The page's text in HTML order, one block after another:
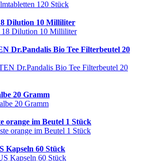
Dilution 10 Milliliter
Dr.Pandalis Bio Tee Filterbeutel 20
20 Gramm
orange im Beutel 1 Stück
60 Stück